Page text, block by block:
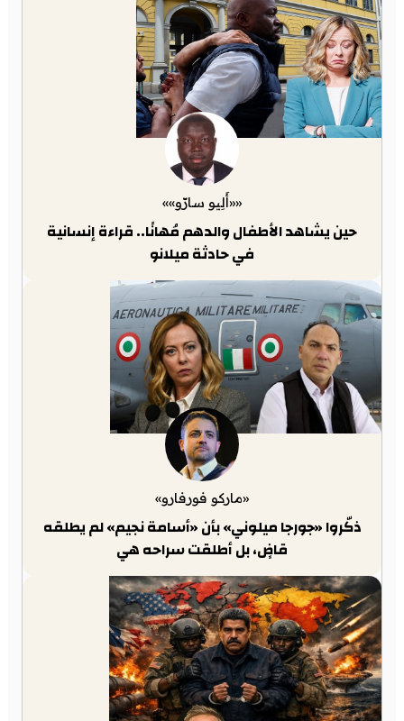
««أَلِيو سارّو»»
حين يشاهد الأطفال والدهم مُهانًا.. قراءة إنسانية
في حادثة ميلانو
«ماركو فورفارو»
ذكّروا «جورجا ميلوني» بأن «أسامة نجيم» لم يطلقه
قاضٍ، بل أطلقت سراحه هي